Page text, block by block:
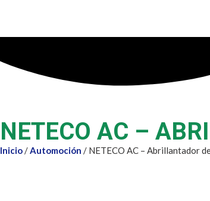
NETECO AC –
Inicio/Automoción / NETECO AC – Abrillantador